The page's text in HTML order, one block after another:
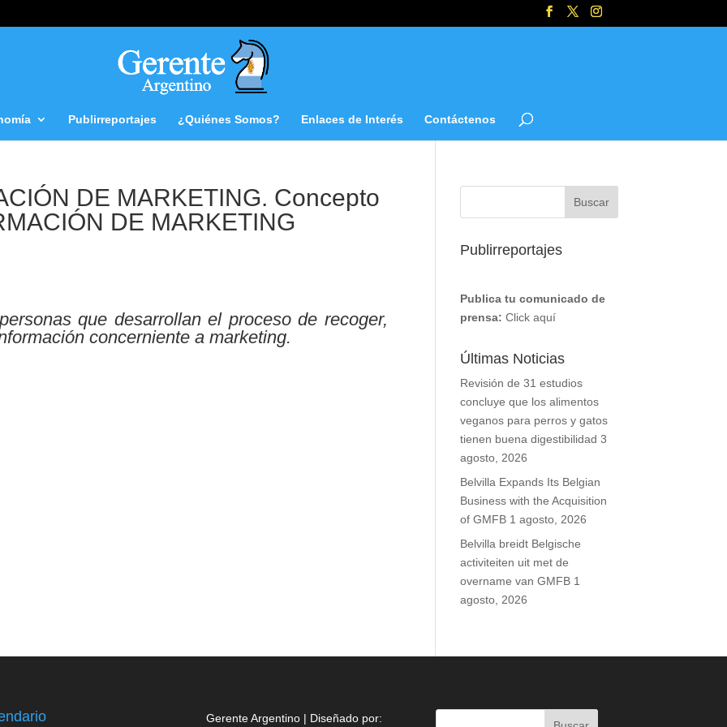
Publirreportajes ¿Quiénes Somos? Enlaces de Interés Contáctenos
DE MARKETING. Concepto
DE MARKETING
que desarrollan el proceso de recoger,
concerniente a marketing.
Publirreportajes
Publica tu comunicado de
prensa: Click aquí
Últimas Noticias
Revisión de 31 estudios
concluye que los alimentos
veganos para perros y gatos
tienen buena digestibilidad 3
agosto, 2026
Belvilla Expands Its Belgian
Business with the Acquisition
of GMFB 1 agosto, 2026
Belvilla breidt Belgische
activiteiten uit met de
overname van GMFB 1
agosto, 2026
Gerente Argentino | Diseñado por: